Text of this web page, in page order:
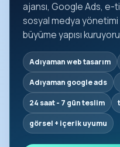
ajansı, Google Ads, e-
sosyal medya yönetimi
büyüme yapısı
Adıyaman web tasarım
Adıyaman google ads
24 saat - 7 gün teslim
görsel + içerik uyumu